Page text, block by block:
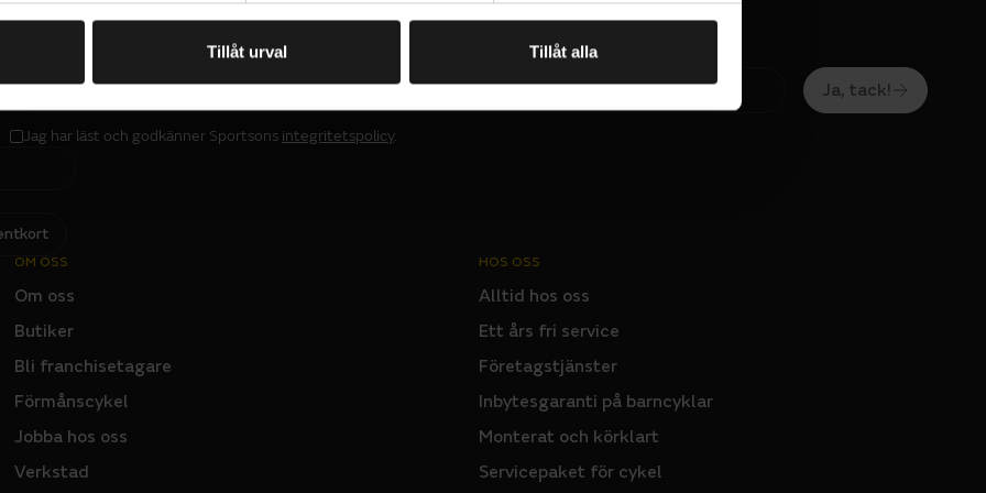
Tillåt urval Tillåt alla
vattenavvisande ytbehandling
PRENUMERERA PÅ VÅRT NYHETSBREV
M
I
I
Jag har läst och godkänner Sportsons integritetspolicy.
Ja, tack!
OM OSS
Om oss
Butiker
Bli franchisetagare
Förmånscykel
Jobba hos oss
Verkstad
HOS OSS
Alltid hos oss
Ett års fri service
Företagstjänster
Inbytesgaranti på barncyklar
Monterat och körklart
Servicepaket för cykel